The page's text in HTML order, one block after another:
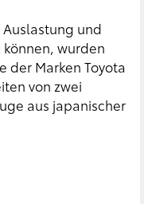
und
können, wurden
der Marken Toyota
von zwei
aus japanischer